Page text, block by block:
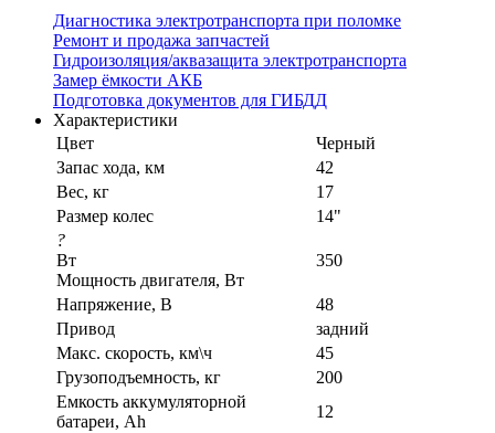
Диагностика электротранспорта при поломке
Ремонт и продажа запчастей
Гидроизоляция/аквазащита электротранспорта
Замер ёмкости АКБ
Подготовка документов для ГИБДД
Характеристики
Цвет
Черный
Запас хода, км
42
Вес, кг
17
Размер колес
14"
?
Вт
Мощность двигателя, Вт
350
Напряжение, В
48
Привод
задний
Макс. скорость, км\ч
45
Грузоподъемность, кг
200
Емкость аккумуляторной
батареи, Ah
12